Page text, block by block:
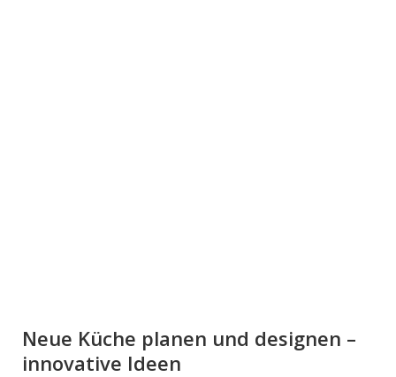
Neue Küche planen und designen –
innovative Ideen